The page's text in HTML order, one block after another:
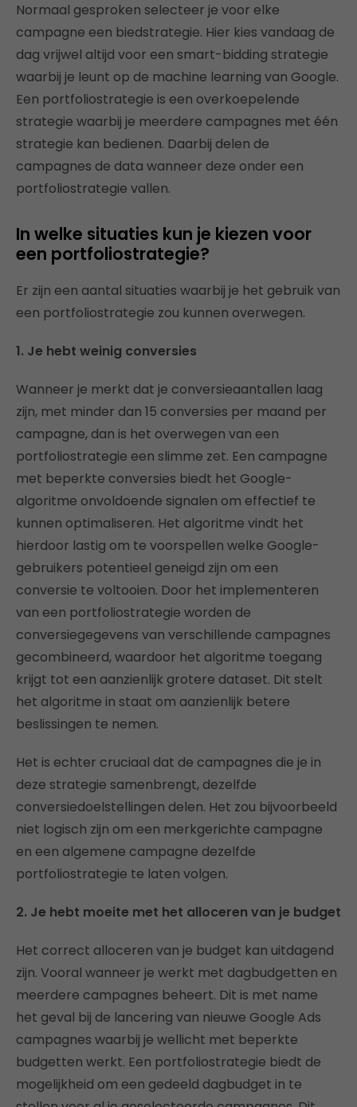
Normaal gesproken selecteer je voor elke
campagne een biedstrategie. Hier kies vandaag de
dag vrijwel altijd voor een smart-bidding strategie
waarbij je leunt op de machine learning van Google.
Een portfoliostrategie is een overkoepelende
strategie waarbij je meerdere campagnes met één
strategie kan bedienen. Daarbij delen de
campagnes de data wanneer deze onder een
portfoliostrategie vallen.
In welke situaties kun je kiezen voor
een portfoliostrategie?
Er zijn een aantal situaties waarbij je het gebruik van
een portfoliostrategie zou kunnen overwegen.
1. Je hebt weinig conversies
Wanneer je merkt dat je conversieaantallen laag
zijn, met minder dan 15 conversies per maand per
campagne, dan is het overwegen van een
portfoliostrategie een slimme zet. Een campagne
met beperkte conversies biedt het Google-
algoritme onvoldoende signalen om effectief te
kunnen optimaliseren. Het algoritme vindt het
hierdoor lastig om te voorspellen welke Google-
gebruikers potentieel geneigd zijn om een
conversie te voltooien. Door het implementeren
van een portfoliostrategie worden de
conversiegegevens van verschillende campagnes
gecombineerd, waardoor het algoritme toegang
krijgt tot een aanzienlijk grotere dataset. Dit stelt
het algoritme in staat om aanzienlijk betere
beslissingen te nemen.
Het is echter cruciaal dat de campagnes die je in
deze strategie samenbrengt, dezelfde
conversiedoelstellingen delen. Het zou bijvoorbeeld
niet logisch zijn om een merkgerichte campagne
en een algemene campagne dezelfde
portfoliostrategie te laten volgen.
2. Je hebt moeite met het alloceren van je budget
Het correct alloceren van je budget kan uitdagend
zijn. Vooral wanneer je werkt met dagbudgetten en
meerdere campagnes beheert. Dit is met name
het geval bij de lancering van nieuwe Google Ads
campagnes waarbij je wellicht met beperkte
budgetten werkt. Een portfoliostrategie biedt de
mogelijkheid om een gedeeld dagbudget in te